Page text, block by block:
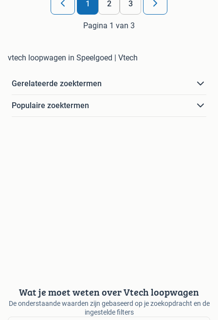
1 2 3
Pagina 1 van 3
vtech loopwagen in Speelgoed | Vtech
Gerelateerde zoektermen
Populaire zoektermen
Wat je moet weten over Vtech loopwagen
De onderstaande waarden zijn gebaseerd op je zoekopdracht en de
ingestelde filters